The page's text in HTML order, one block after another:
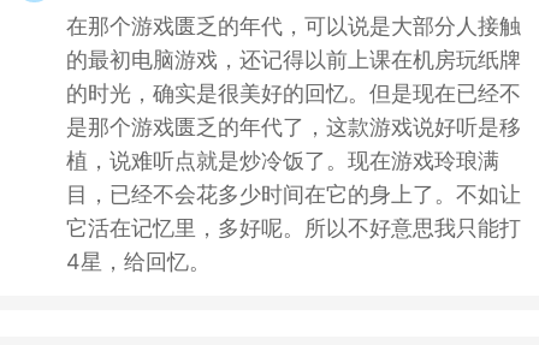
在那个游戏匮乏的年代，可以说是大部分人接触
的最初电脑游戏，还记得以前上课在机房玩纸牌
的时光，确实是很美好的回忆。但是现在已经不
是那个游戏匮乏的年代了，这款游戏说好听是移
植，说难听点就是炒冷饭了。现在游戏玲琅满
目，已经不会花多少时间在它的身上了。不如让
它活在记忆里，多好呢。所以不好意思我只能打
4星，给回忆。